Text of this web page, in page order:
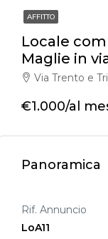
AFFITTO
Locale
Maglie in
Via Trento e
€1.000/al
Panoramica
Rif. Annuncio
LoA11